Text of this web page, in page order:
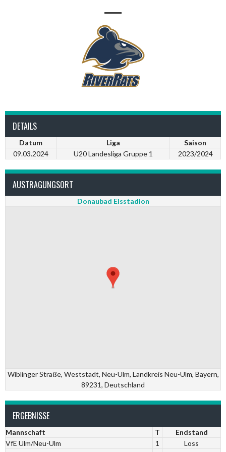
—
DETAILS
Datum Liga
Saison
09.03.2024
U20 Landesliga Gruppe 1 2023/2024
AUSTRAGUNGSORT
Donaubad Eisstadion
Wiblinger Straße, Weststadt, Neu-Ulm, Landkreis Neu-Ulm, Bayern,
89231, Deutschland
ERGEBNISSE
Mannschaft T
Endstand
VfE Ulm/Neu-Ulm
1
Loss